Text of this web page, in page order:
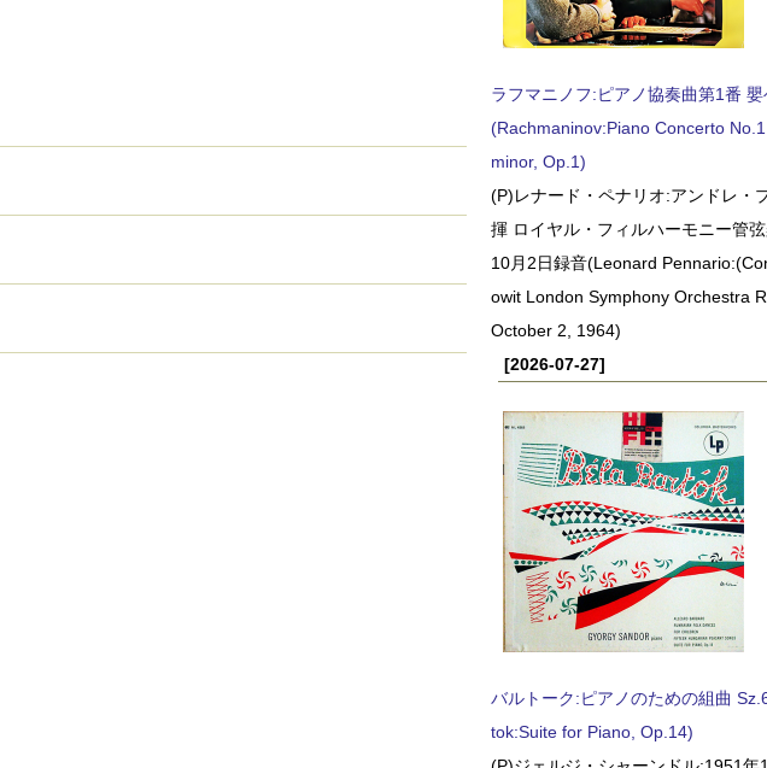
ラフマニノフ:ピアノ協奏曲第1番
(Rachmaninov:Piano Concerto
minor, Op.1)
(P)レナード・ペナリオ:アンドレ・
揮 ロイヤル・フィルハーモニー管
10月2日録音(Leonard
owit London Symphony Orchestra
October 2, 1964)
[2026-07-27]
バルトーク:ピアノのための組曲
tok:Suite for Piano, Op.14)